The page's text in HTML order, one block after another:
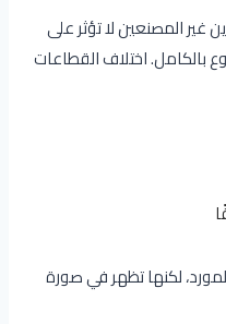
غير المصنعين لا تؤثر على
بالكامل. اختلاف القطاعات
لكنها تظهر في صورة